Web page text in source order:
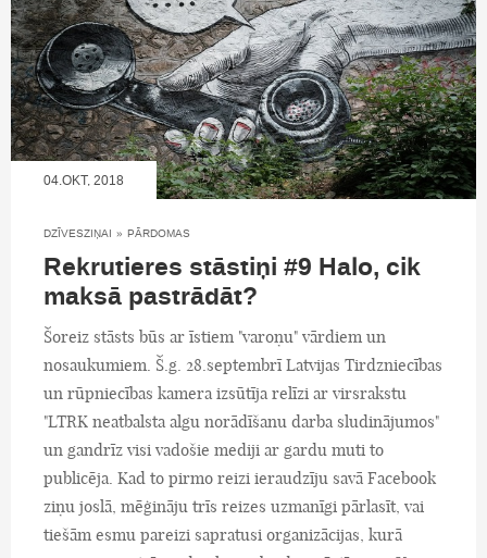
04.OKT, 2018
DZĪVESZIŅAI » PĀRDOMAS
Rekrutieres stāstiņi #9 Halo, cik
maksā pastrādāt?
Šoreiz stāsts būs ar īstiem "varoņu" vārdiem un
nosaukumiem. Š.g. 28.septembrī Latvijas Tirdzniecības
un rūpniecības kamera izsūtīja relīzi ar virsrakstu
"LTRK neatbalsta algu norādīšanu darba sludinājumos"
un gandrīz visi vadošie mediji ar gardu muti to
publicēja. Kad to pirmo reizi ieraudzīju savā Facebook
ziņu joslā, mēģināju trīs reizes uzmanīgi pārlasīt, vai
tiešām esmu pareizi sapratusi organizācijas, kurā